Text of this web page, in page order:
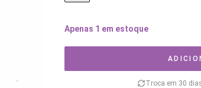
Apenas 1 em estoque
Troca em 30